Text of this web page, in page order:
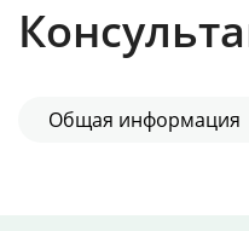
Общая информация